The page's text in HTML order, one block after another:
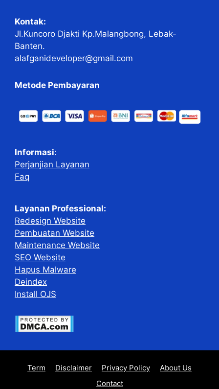
Kontak:
Jl.Kuncoro Djakti Kp.Malangbong, Lebak-
Banten.
alafganideveloper@gmail.com
Metode Pembayaran
Informasi:
Perjanjian Layanan
Faq
Layanan Professional:
Redesign Website
Pembuatan Website
Maintenance Website
SEO Website
Hapus Malware
Deindex
Install OJS
Term Disclaimer Privacy Policy
About Us
Contact